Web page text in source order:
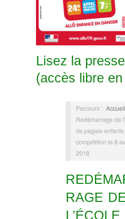
Lisez la
(accès libre
Parcourir : Accueil
Redémarrage de
de pagaie enfants
compétition le 8
2018
RAGE
L’ÉCOLE